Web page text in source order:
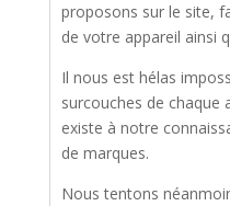
proposons sur le site,
de votre appareil ainsi
Il nous est hélas
surcouches de chaque
existe à notre
de marques.
Nous tentons